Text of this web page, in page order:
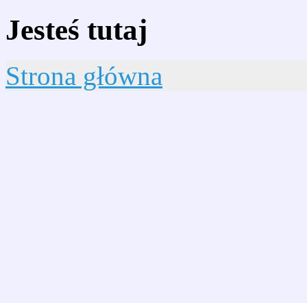
Jesteś tutaj
Strona główna